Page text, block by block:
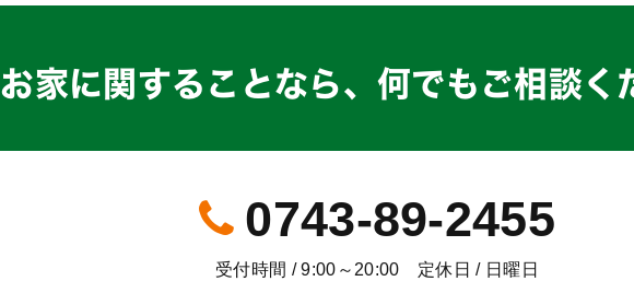
お家に関することなら、 何でもご相談く
0743-89-2455
受付時間 / 9:00～20:00 定休日 / 日曜日